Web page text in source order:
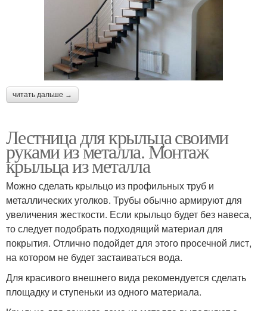
читать дальше →
Лестница для крыльца своими
руками из металла. Монтаж
крыльца из металла
Можно сделать крыльцо из профильных труб и
металлических уголков. Трубы обычно армируют для
увеличения жесткости. Если крыльцо будет без навеса,
то следует подобрать подходящий материал для
покрытия. Отлично подойдет для этого просечной лист,
на котором не будет застаиваться вода.
Для красивого внешнего вида рекомендуется сделать
площадку и ступеньки из одного материала.